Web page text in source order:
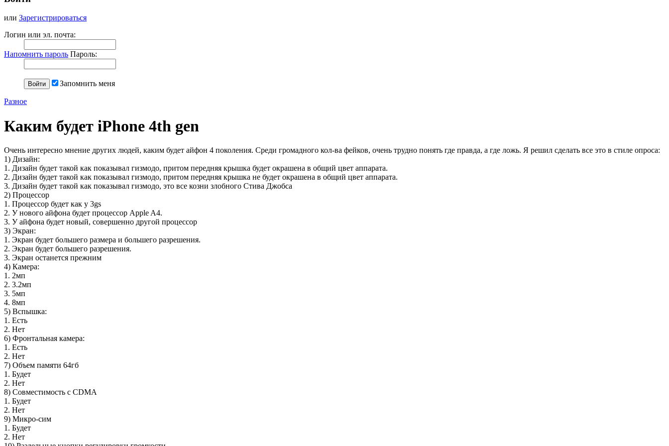
или Зарегистрироваться
Логин или эл. почта:
Напомнить пароль Пароль:
Запомнить меня
Разное
Каким будет iPhone 4th gen
Очень интересно мнение других людей, каким будет айфон 4 поколения. Среди громадного кол-ва фейков, очень трудно понять где правда, а где ложь. Я решил сделать все это в стиле опроса:
1) Дизайн:
1. Дизайн будет такой как показывал гизмодо, притом передняя крышка будет окрашена в общий цвет аппарата.
2. Дизайн будет такой как показывал гизмодо, притом передняя крышка не будет окрашена в общий цвет аппарата.
3. Дизайн будет такой как показывал гизмодо, это все козни злобного Стива Джобса
2) Процессор
1. Процессор будет как у 3gs
2. У нового айфона будет процессор Apple A4.
3. У айфона будет новый, совершенно другой процессор
3) Экран:
1. Экран будет большего размера и большего разрешения.
2. Экран будет большего разрешения.
3. Экран останется прежним
4) Камера:
1. 2мп
2. 3.2мп
3. 5мп
4. 8мп
5) Вспышка:
1. Есть
2. Нет
6) Фронтальная камера:
1. Есть
2. Нет
7) Объем памяти 64гб
1. Будет
2. Нет
8) Совместимость с CDMA
1. Будет
2. Нет
9) Микро-сим
1. Будет
2. Нет